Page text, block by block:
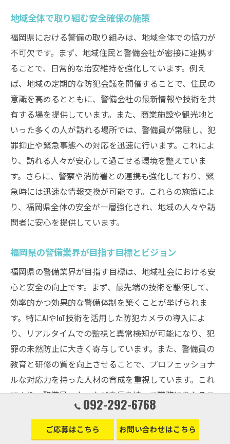
地域全体で取り組む安全確保の施策
福岡県における警備の取り組みは、地域全体での協力が
不可欠です。まず、地域住民と警備会社が密接に連携す
ることで、日常的な治安維持を強化しています。例え
ば、地域の定期的な防犯会議を開催することで、住民の
意識を高めるとともに、警備会社の最新情報や技術を共
有する場を提供しています。また、商業施設や観光地と
いった多くの人が訪れる場所では、警備員が常駐し、犯
罪抑止や緊急事態への対応を迅速に行います。これによ
り、訪れる人々が安心して過ごせる環境を整えていま
す。さらに、警察や消防署との連携も強化しており、緊
急時には迅速な情報交換が可能です。これらの施策によ
り、福岡県全体の安全が一層強化され、地域の人々や訪
問者に安心を提供しています。
福岡県の警備業界が目指す目標とビジョン
福岡県の警備業界が目指す目標は、地域社会における安
心と安全の向上です。まず、最先端の技術を駆使して、
効率的かつ効果的な警備体制を築くことが挙げられま
す。特にAIやIoT技術を活用した防犯カメラの導入によ
り、リアルタイムでの監視と異常検知が可能になり、犯
罪の未然防止に大きく寄与しています。また、警備員の
教育と研修の質を向上させることで、プロフェッショナ
ルな対応力を持った人材の育成を重視しています。これ
により、警備員一人一人が自信を持って職務にあたるこ
とが可能となり、地域住民に信頼される存在となること
を目指しています。最終的には、地域全体が一体となっ
て安全を守ることをビジョンとし、日々の取り組みを進
092-292-6768
ご応募はこちら お問い合わせはこちら